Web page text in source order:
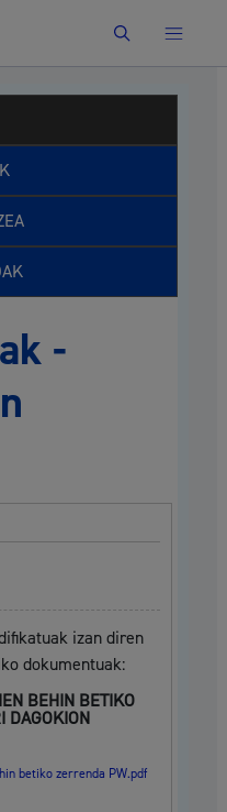
Bilatu
-
izan diren
dokumentuak:
BEHIN BETIKO
DAGOKION
betiko zerrenda PW.pdf